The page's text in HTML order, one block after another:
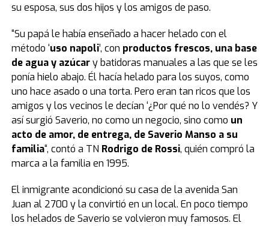
su esposa, sus dos hijos y los amigos de paso.
“Su papá le había enseñado a hacer helado con el
método ‘uso napoli’, con productos frescos, una base
de agua y azúcary batidoras manuales a las que se les
ponía hielo abajo. Él hacía helado para los suyos, como
uno hace asado o una torta. Pero eran tan ricos que los
amigos y los vecinos le decían ‘¿Por qué no lo vendés? Y
así surgió Saverio, no como un negocio, sino como un
acto de amor, de entrega, de Saverio Manso a su
familia“, contó a TN Rodrigo de Rossi, quién compró la
marca a la familia en 1995.
El inmigrante acondicionó su casa de la avenida San
Juan al 2700 y la convirtió en un local. En poco tiempo
los helados de Saverio se volvieron muy famosos. El